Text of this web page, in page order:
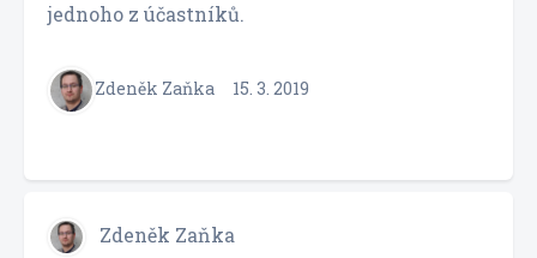
jednoho z účastníků.
Zdeněk Zaňka 15. 3. 2019
Zdeněk Zaňka